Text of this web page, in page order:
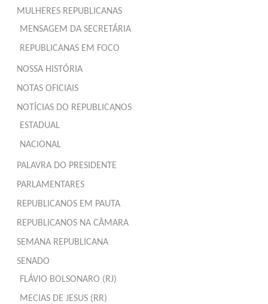
MULHERES REPUBLICANAS
MENSAGEM DA SECRETÁRIA
REPUBLICANAS EM FOCO
NOSSA HISTÓRIA
NOTAS OFICIAIS
NOTÍCIAS DO REPUBLICANOS
ESTADUAL
NACIONAL
PALAVRA DO PRESIDENTE
PARLAMENTARES
REPUBLICANOS EM PAUTA
REPUBLICANOS NA CÂMARA
SEMANA REPUBLICANA
SENADO
FLÁVIO BOLSONARO (RJ)
MECIAS DE JESUS (RR)